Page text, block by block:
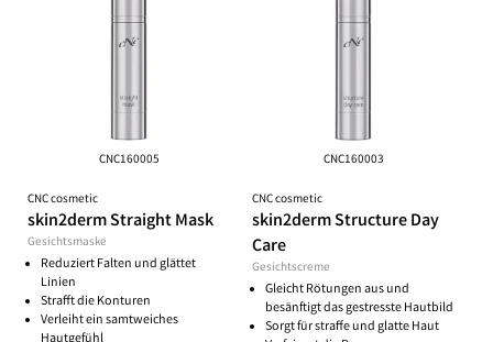
CNC160005
CNC cosmetic
skin2derm Straight Mask
Gesichtsmaske
Reduziert Falten und glättet
Linien
Strafft die Konturen
Verleiht ein samtweiches
CNC160003
CNC cosmetic
skin2derm Structure Day
Care
Gesichtscreme
Gleicht Rötungen aus und
besänftigt das gestresste Hautbild
Sorgt für straffe und glatte Haut